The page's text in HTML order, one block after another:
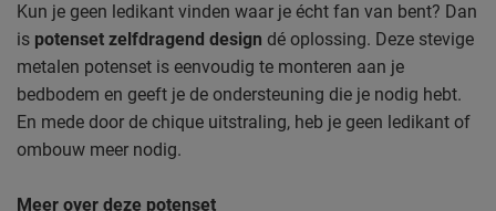
Kun je geen ledikant vinden waar je écht fan van bent? Dan
is potenset zelfdragend design dé oplossing. Deze stevige
metalen potenset is eenvoudig te monteren aan je
bedbodem en geeft je de ondersteuning die je nodig hebt.
En mede door de chique uitstraling, heb je geen ledikant of
ombouw meer nodig.
Meer over deze potenset